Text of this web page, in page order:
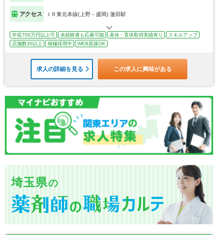
アクセス ＪＲ東北本線(上野－盛岡) 蓮田駅
年収700万円以上可 未経験者も応募可能 産休・育休取得実績有り
スキルアップ
店舗数30以上
積極採用中 WEB面接OK
求人の詳細を見る この求人に興味がある
埼玉県の